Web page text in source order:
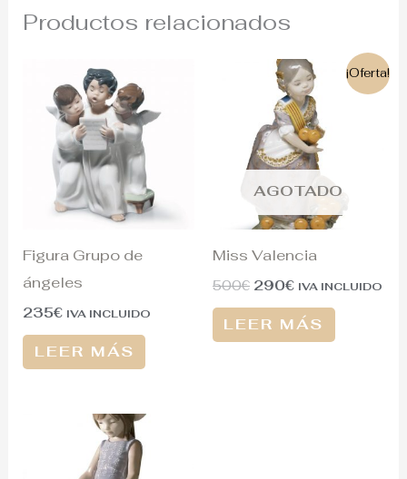
Productos relacionados
Figura Grupo de
ángeles
235€ IVA INCLUIDO
LEER MÁS
¡Oferta!
AGOTADO
Miss Valencia
500€
precio
original
era:
500€.
290€
El
precio
actual
es:
290€.
IVA INCLUIDO
LEER MÁS